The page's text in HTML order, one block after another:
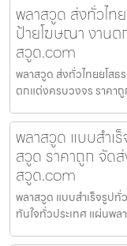
พลาสวูด ส่งทั่วไท
ป้ายโฆษณา งาน
สวูด.com
พลาสวูด ส่งทั่วไทยยโสธ
ตกแต่งครบวงจร ราคา
พลาสวูด แบบสำเ
สวูด ราคาถูก จัด
สวูด.com
พลาสวูด แบบสำเร็จรูปทั่
ทันใจทั่วประเทศ แผ่นพ